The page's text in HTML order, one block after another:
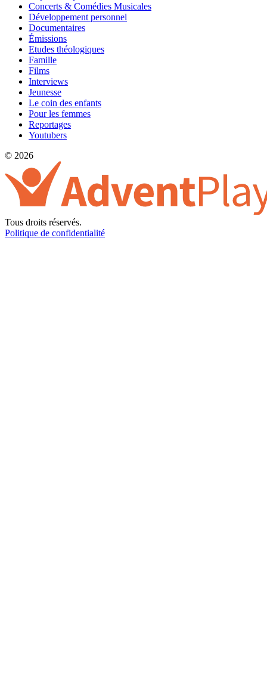
Concerts & Comédies Musicales
Développement personnel
Documentaires
Émissions
Etudes théologiques
Famille
Films
Interviews
Jeunesse
Le coin des enfants
Pour les femmes
Reportages
Youtubers
© 2026
Tous droits réservés.
Politique de confidentialité